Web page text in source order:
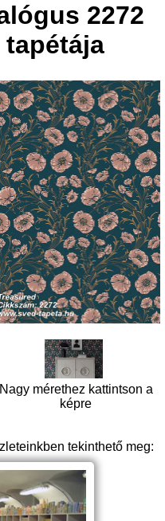
2272
Nagy mérethez kattintson a
képre
tekinthető meg: